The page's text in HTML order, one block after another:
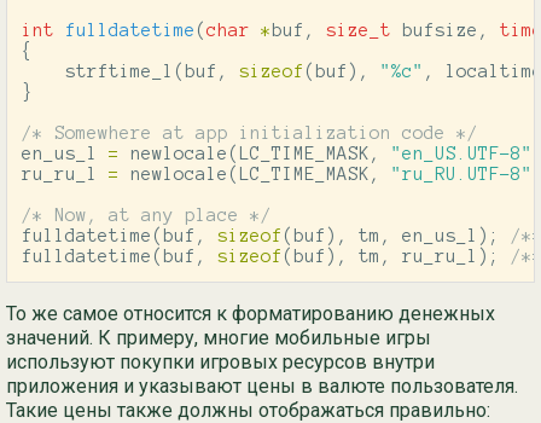
int fulldatetime ( char * buf , size_t bufsize ,
{
strftime_l ( buf , sizeof ( buf ), "%c" ,
}
/* Somewhere at app initialization code */
en_us_l
= newlocale ( LC_TIME_MASK , "en_US.UTF-8"
ru_ru_l
= newlocale ( LC_TIME_MASK , "ru_RU.UTF-8"
/* Now, at any place */
fulldatetime ( buf , sizeof ( buf ), tm , en_us_l );
/
fulldatetime ( buf , sizeof ( buf ), tm , ru_ru_l ); /
То же самое относится к форматированию денежных
значений. К примеру, многие мобильные игры
используют покупки игровых ресурсов внутри
приложения и указывают цены в валюте пользователя.
Такие цены также должны отображаться правильно: